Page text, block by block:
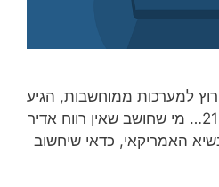
למערכות ממוחשבות, הגיע
הזמן שיתקדם למאה ה- 21… מי שחושב שאין רווח אדיר
האמריקאי, כדאי שיחשוב